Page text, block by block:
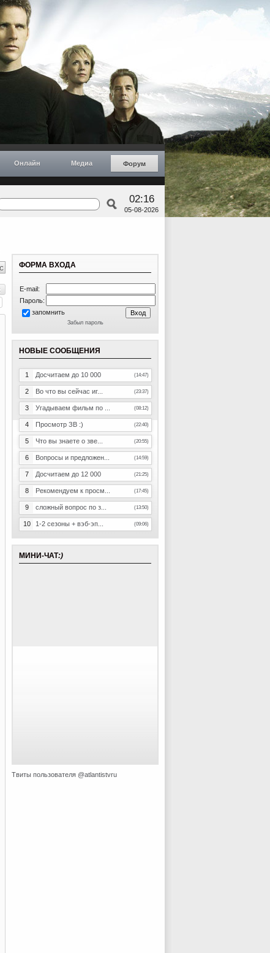
Онлайн Медиа Форум
02:16
05-08-2026
ФОРМА ВХОДА
E-mail:
Пароль:
запомнить
Забыл пароль
НОВЫЕ СООБЩЕНИЯ
1 Досчитаем до 10 000 (14:47)
2 Во что вы сейчас иг... (23:37)
3 Угадываем фильм по ... (08:12)
4 Просмотр ЗВ :) (22:40)
5 Что вы знаете о зве... (20:55)
6 Вопросы и предложен... (14:59)
7 Досчитаем до 12 000 (21:25)
8 Рекомендуем к просм... (17:45)
9 сложный вопрос по з... (13:50)
10 1-2 сезоны + вэб-эп... (09:06)
МИНИ-ЧАТ:)
Твиты пользователя @atlantistvru